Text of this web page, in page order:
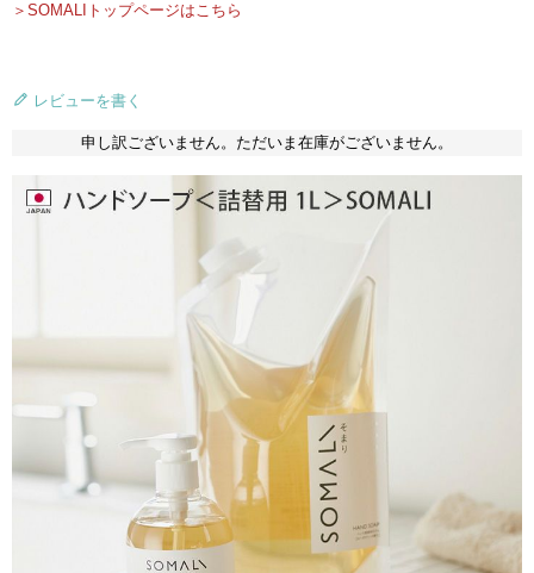
＞SOMALIトップページはこちら
レビューを書く
申し訳ございません。ただいま在庫がございません。